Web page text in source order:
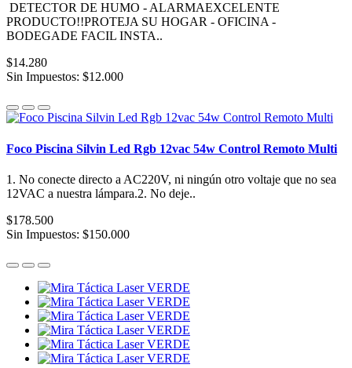
DETECTOR DE HUMO - ALARMAEXCELENTE
PRODUCTO!!PROTEJA SU HOGAR - OFICINA -
BODEGADE FACIL INSTA..
$14.280
Sin Impuestos: $12.000
Foco Piscina Silvin Led Rgb 12vac 54w Control Remoto Multi
1. No conecte directo a AC220V, ni ningún otro voltaje que no sea
12VAC a nuestra lámpara.2. No deje..
$178.500
Sin Impuestos: $150.000